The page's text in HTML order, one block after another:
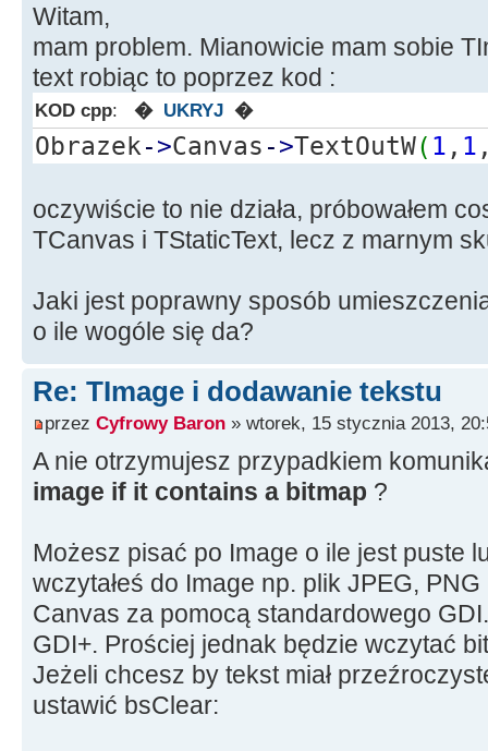
Witam,
mam problem. Mianowicie mam sobie
text robiąc to poprzez kod :
KOD cpp: � UKRYJ �
Obrazek->Canvas ->TextOutW( 1 , 1
oczywiście to nie działa, próbowałem
TCanvas i TStaticText, lecz z marnym
Jaki jest poprawny sposób
o ile wogóle się da?
Re: TImage i dodawanie tekstu
przez Cyfrowy Baron » wtorek, 15 stycznia 2013,
A nie otrzymujesz przypadkiem
image if it contains a bitmap ?
Możesz pisać po Image o ile jest puste
wczytałeś do Image np. plik JPEG,
Canvas za pomocą standardowego
GDI+. Prościej jednak będzie wczytać
Jeżeli chcesz by tekst miał
ustawić bsClear: